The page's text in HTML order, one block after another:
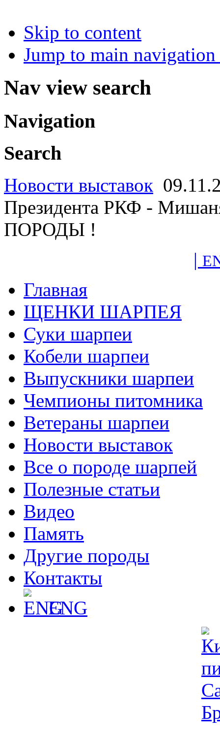
Skip to content
Jump to main
Nav view search
Navigation
Search
Новости выставок
Президента РКФ -
ПОРОДЫ !
|
Главная
ЩЕНКИ ШАРПЕЯ
Суки шарпеи
Кобели шарпеи
Выпускники шарпеи
Чемпионы питомника
Ветераны шарпеи
Новости выставок
Все о породе шарпей
Полезные статьи
Видео
Память
Другие породы
Контакты
ENG